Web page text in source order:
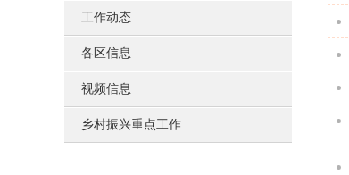
工作动态
各区信息
视频信息
乡村振兴重点工作